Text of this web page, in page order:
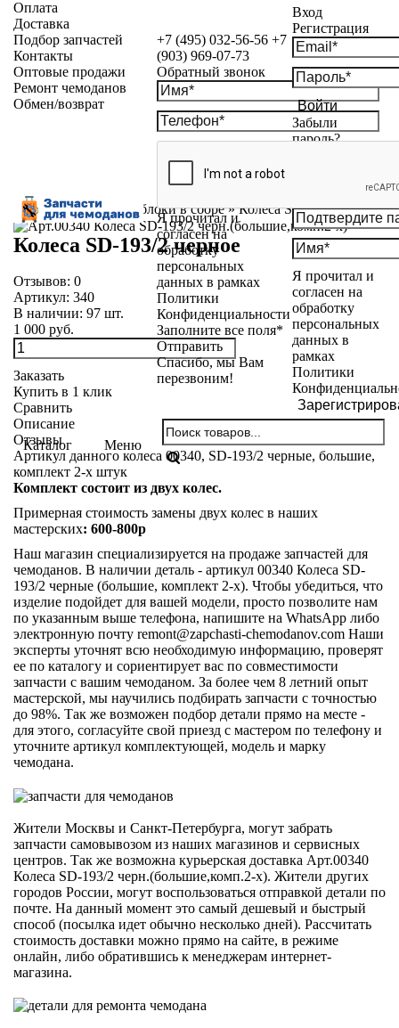
+7 (495) 032-56-56 +7
(903) 969-07-73
Обратный звонок
Я прочитал и
согласен на
обработку
персональных
данных в рамках
Политики
Конфиденциальности
Заполните все поля*
Отправить
Спасибо, мы Вам
перезвоним!
Вход
Регистрация
Войти
Забыли
пароль?
Я прочитал и
согласен на
обработку
персональных
данных в
рамках
Политики
Каталог Меню
Оплата
Доставка
Подбор запчастей
Контакты
Оптовые продажи
Ремонт чемоданов
Обмен/возврат
Каталог»Колесные блоки в сборе»Колеса SD-193/2 черное
Колеса SD-193/2 черное
Отзывов: 0
Артикул: 340
В наличии: 97 шт.
1 000 руб.
Заказать
Купить в 1 клик
Сравнить
Описание
Отзывы
Артикул данного колеса 00340, SD-193/2 черные, большие,
комплект 2-х штук
Комплект состоит из двух колес.
Примерная стоимость замены двух колес в наших
мастерских: 600-800р
Наш магазин специализируется на продаже запчастей для
чемоданов. В наличии деталь - артикул 00340 Колеса SD-
193/2 черные (большие, комплект 2-х). Чтобы убедиться, что
изделие подойдет для вашей модели, просто позволите нам
по указанным выше телефона, напишите на WhatsApp либо
электронную почту remont@zapchasti-chemodanov.com Наши
эксперты уточнят всю необходимую информацию, проверят
ее по каталогу и сориентирует вас по совместимости
запчасти с вашим чемоданом. За более чем 8 летний опыт
мастерской, мы научились подбирать запчасти с точностью
до 98%. Так же возможен подбор детали прямо на месте -
для этого, согласуйте свой приезд с мастером по телефону и
уточните артикул комплектующей, модель и марку
чемодана.
Жители Москвы и Санкт-Петербурга, могут забрать
запчасти самовывозом из наших магазинов и сервисных
центров. Так же возможна курьерская доставка Арт.00340
Колеса SD-193/2 черн.(большие,комп.2-х). Жители других
городов России, могут воспользоваться отправкой детали по
почте. На данный момент это самый дешевый и быстрый
способ (посылка идет обычно несколько дней). Рассчитать
стоимость доставки можно прямо на сайте, в режиме
онлайн, либо обратившись к менеджерам интернет-
магазина.